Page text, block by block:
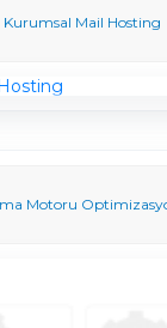
Kurumsal Mail Hosting
Motoru